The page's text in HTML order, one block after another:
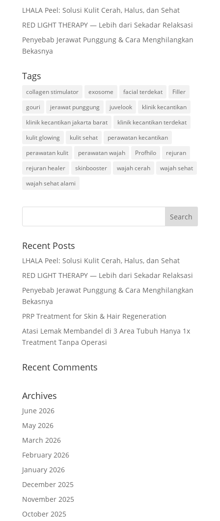
LHALA Peel: Solusi Kulit Cerah, Halus, dan Sehat
RED LIGHT THERAPY — Lebih dari Sekadar Relaksasi
Penyebab Jerawat Punggung & Cara Menghilangkan
Bekasnya
Tags
collagen stimulator exosome facial terdekat
Filler
gouri
jerawat punggung juvelook
klinik kecantikan
klinik kecantikan jakarta barat
klinik kecantikan terdekat
kulit glowing
kulit sehat
perawatan kecantikan
perawatan kulit
perawatan wajah Profhilo
rejuran
rejuran healer
skinbooster wajah cerah
wajah sehat
wajah sehat alami
Recent Posts
LHALA Peel: Solusi Kulit Cerah, Halus, dan Sehat
RED LIGHT THERAPY — Lebih dari Sekadar Relaksasi
Penyebab Jerawat Punggung & Cara Menghilangkan
Bekasnya
PRP Treatment for Skin & Hair Regeneration
Atasi Lemak Membandel di 3 Area Tubuh Hanya 1x
Treatment Tanpa Operasi
Recent Comments
Archives
June 2026
May 2026
March 2026
February 2026
January 2026
December 2025
November 2025
October 2025